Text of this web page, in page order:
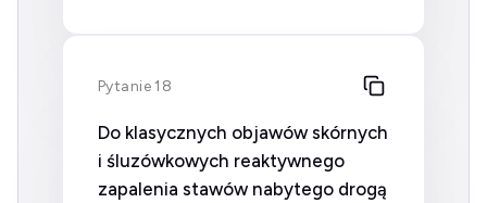
Pytanie 18
Do klasycznych objawów skórnych
i śluzówkowych reaktywnego
zapalenia stawów nabytego drogą